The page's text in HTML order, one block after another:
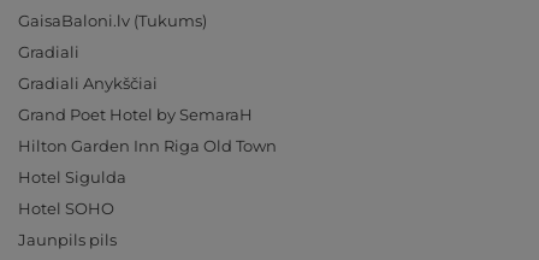
GaisaBaloni.lv (Tukums)
Gradiali
Gradiali Anykščiai
Grand Poet Hotel by SemaraH
Hilton Garden Inn Riga Old Town
Hotel Sigulda
Hotel SOHO
Jaunpils pils